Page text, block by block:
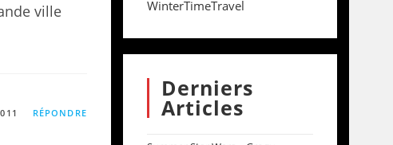
ville
RÉPONDRE
WinterTimeTravel
Derniers
Articles